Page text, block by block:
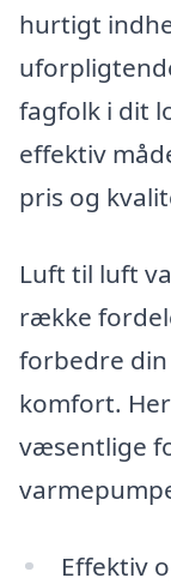
hurtigt
fagfolk i dit
effektiv
pris og
Luft til luft
række
forbedre
komfort.
væsentlige
Effektiv